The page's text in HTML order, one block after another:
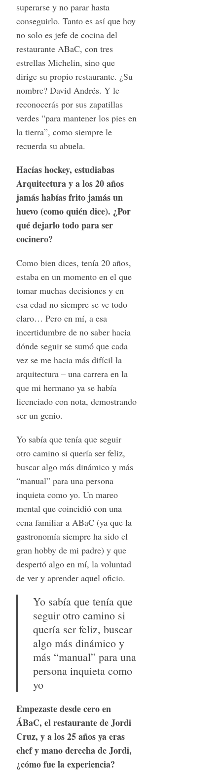
superarse y no parar hasta
conseguirlo. Tanto es así que hoy
no solo es jefe de cocina del
restaurante ABaC, con tres
estrellas Michelin, sino que
dirige su propio restaurante. ¿Su
nombre? David Andrés. Y le
reconocerás por sus zapatillas
verdes “para mantener los pies en
la tierra”, como siempre le
recuerda su abuela.
Hacías hockey, estudiabas
Arquitectura y a los 20 años
jamás habías frito jamás un
huevo (como quién dice). ¿Por
qué dejarlo todo para ser
cocinero?
Como bien dices, tenía 20 años,
estaba en un momento en el que
tomar muchas decisiones y en
esa edad no siempre se ve todo
claro… Pero en mí, a esa
incertidumbre de no saber hacia
dónde seguir se sumó que cada
vez se me hacia más difícil la
arquitectura – una carrera en la
que mi hermano ya se había
licenciado con nota, demostrando
ser un genio.
Yo sabía que tenía que seguir
otro camino si quería ser feliz,
buscar algo más dinámico y más
“manual” para una persona
inquieta como yo. Un mareo
mental que coincidió con una
cena familiar a ABaC (ya que la
gastronomía siempre ha sido el
gran hobby de mi padre) y que
despertó algo en mí, la voluntad
de ver y aprender aquel oficio.
Yo sabía que tenía que
seguir otro camino si
quería ser feliz, buscar
algo más dinámico y
más “manual” para una
persona inquieta como
yo
Empezaste desde cero en
ÁBaC, el restaurante de Jordi
Cruz, y a los 25 años ya eras
chef y mano derecha de Jordi,
¿cómo fue la experiencia?